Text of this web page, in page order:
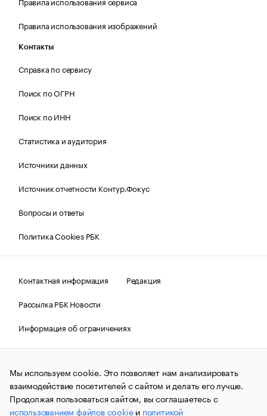
Правила использования изображений
Контакты
Справка по сервису
Поиск по ОГРН
Поиск по ИНН
Статистика и аудитория
Источники данных
Источник отчетности Контур.Фокус
Вопросы и ответы
Политика Cookies РБК
Контактная информация
Редакция
Рассылка РБК Новости
Информация об ограничениях
Правовая информация
О соблюдении авторских прав
© АО «РОСБИЗНЕСКОНСАЛТИНГ»,1995–2026.Сообщения
и материалы информационного агентства «РБК»
(зарегистрировано Федеральной службой по надзору в сфере
связи, информационных технологий и массовых
коммуникаций (Роскомнадзор) 09.12.2015 за номером ИА
Мы используем cookie. Это позволяет нам анализировать
взаимодействие посетителей с сайтом и делать его лучше.
Продолжая пользоваться сайтом, вы соглашаетесь с
использованием файлов cookieи политикой